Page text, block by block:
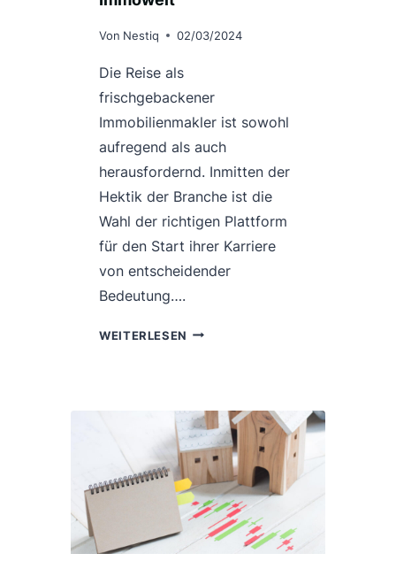
Von Nestiq 02/03/2024
Die Reise als
frischgebackener
Immobilienmakler ist sowohl
aufregend als auch
herausfordernd. Inmitten der
Hektik der Branche ist die
Wahl der richtigen Plattform
für den Start ihrer Karriere
von entscheidender
Bedeutung….
WEITERLESEN EIN
MAKLER:
ENTDECKE
IMMOBILIENSCOUT24
IMMOWELT